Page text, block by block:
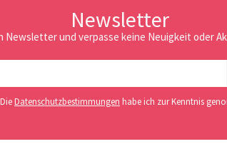
Newsletter
Newsletter und verpasse keine Neuigkeit oder
DieDatenschutzbestimmungen habe ich zur Kenntnis